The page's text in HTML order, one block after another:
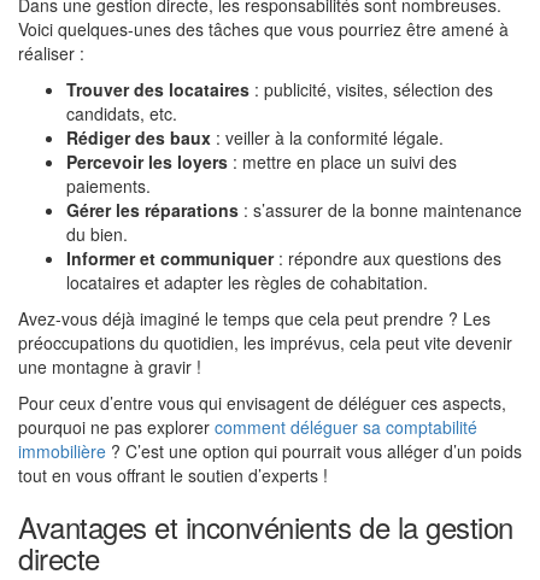
Dans une gestion directe, les responsabilités sont nombreuses.
Voici quelques-unes des tâches que vous pourriez être amené à
réaliser :
Trouver des locataires : publicité, visites, sélection des
candidats, etc.
Rédiger des baux : veiller à la conformité légale.
Percevoir les loyers : mettre en place un suivi des
paiements.
Gérer les réparations : s’assurer de la bonne maintenance
du bien.
Informer et communiquer: répondre aux questions des
locataires et adapter les règles de cohabitation.
Avez-vous déjà imaginé le temps que cela peut prendre ? Les
préoccupations du quotidien, les imprévus, cela peut vite devenir
une montagne à gravir !
Pour ceux d’entre vous qui envisagent de déléguer ces aspects,
pourquoi ne pas explorer comment déléguer sa comptabilité
immobilière ? C’est une option qui pourrait vous alléger d’un poids
tout en vous offrant le soutien d’experts !
Avantages et inconvénients de la gestion
directe